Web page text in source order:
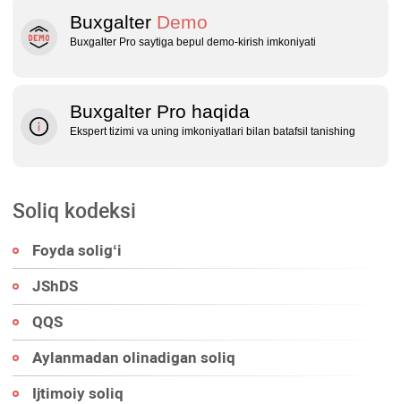
Buxgalter Demo
Buxgalter Pro saytiga bepul demo‑kirish imkoniyati
Buxgalter Pro haqida
Ekspert tizimi va uning imkoniyatlari bilan batafsil tanishing
Soliq kodeksi
Foyda soligʻi
JShDS
QQS
Aylanmadan olinadigan soliq
Ijtimoiy soliq